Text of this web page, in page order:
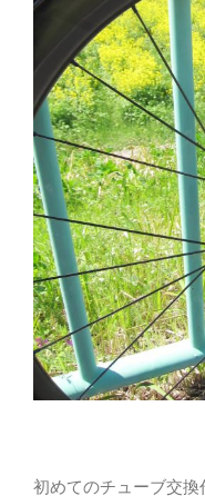
初めてのチューブ交換